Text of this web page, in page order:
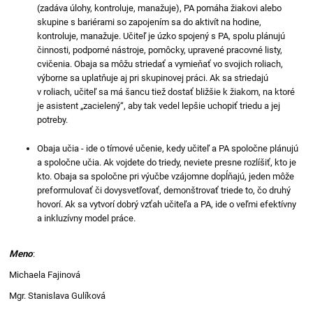
(zadáva úlohy, kontroluje, manažuje), PA pomáha žiakovi alebo
skupine s bariérami so zapojením sa do aktivít na hodine,
kontroluje, manažuje. Učiteľ je úzko spojený s PA, spolu plánujú
činnosti, podporné nástroje, pomôcky, upravené pracovné listy,
cvičenia. Obaja sa môžu striedať a vymieňať vo svojich roliach,
výborne sa uplatňuje aj pri skupinovej práci. Ak sa striedajú
v roliach, učiteľ sa má šancu tiež dostať bližšie k žiakom, na ktoré
je asistent „zacielený“, aby tak vedel lepšie uchopiť triedu a jej
potreby.
Obaja učia - ide o tímové učenie, kedy učiteľ a PA spoločne plánujú
a spoločne učia. Ak vojdete do triedy, neviete presne rozlíšiť, kto je
kto. Obaja sa spoločne pri výučbe vzájomne dopĺňajú, jeden môže
preformulovať či dovysvetľovať, demonštrovať triede to, čo druhý
hovorí. Ak sa vytvorí dobrý vzťah učiteľa a PA, ide o veľmi efektívny
a inkluzívny model práce.
Meno:
Michaela Fajinová
Mgr. Stanislava Gulíková